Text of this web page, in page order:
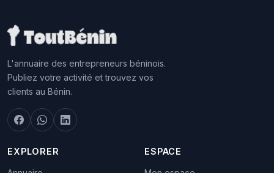
L'annuaire des entrepreneurs béninois.
Publiez votre activité et trouvez vos
clients au Bénin.
EXPLORER ESPACE